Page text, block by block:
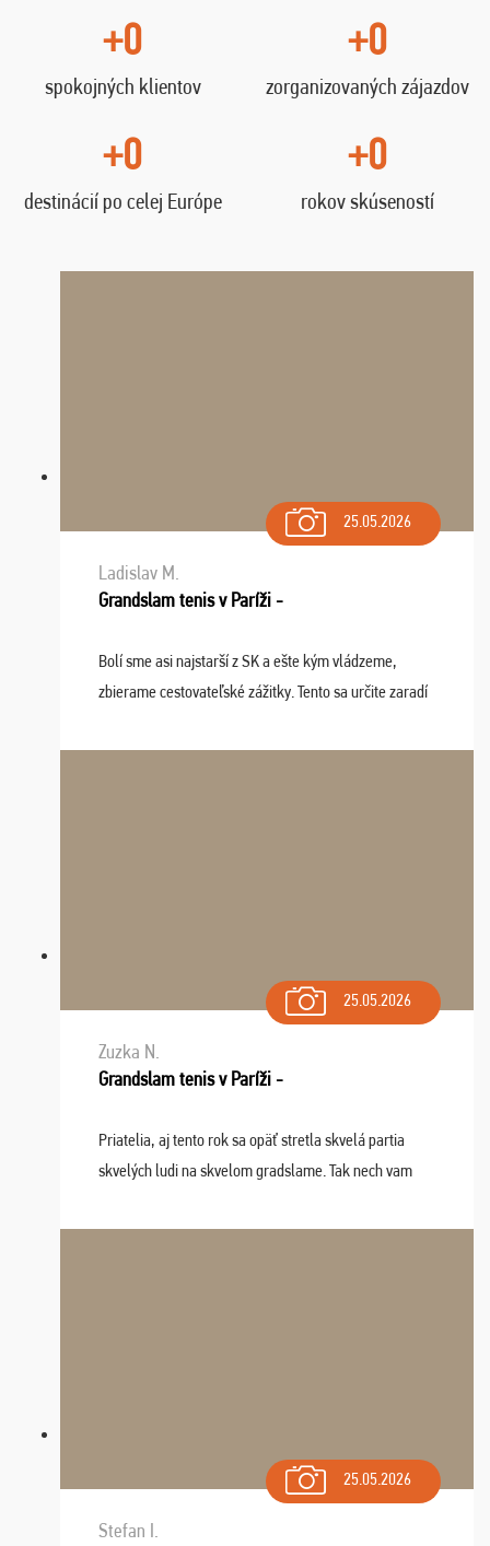
+0
spokojných klientov
+0
zorganizovaných zájazdov
+0
destinácií po celej Európe
+0
rokov skúseností
25.05.2026
Ladislav M.
Grandslam tenis v Paríži -
Bolí sme asi najstarší z SK a ešte kým vládzeme,
zbierame cestovateľské zážitky. Tento sa určite zaradí
osudu - pohodový šefík Meďo, dobrá parti ...
25.05.2026
Zuzka N.
Grandslam tenis v Paríži -
Priatelia, aj tento rok sa opäť stretla skvelá partia
skvelých ludi na skvelom gradslame. Tak nech vam
sa na budúci rok. Prajem vam este veľa ta ...
25.05.2026
Stefan I.